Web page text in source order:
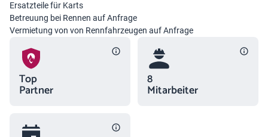
Ersatzteile für Karts
Betreuung bei Rennen auf Anfrage
Vermietung von von Rennfahrzeugen auf Anfrage
Top
Partner
8
Mitarbeiter